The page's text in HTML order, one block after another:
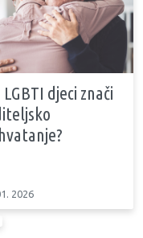
djeci znači
2026